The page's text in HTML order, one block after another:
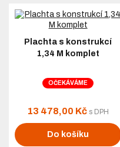
Plachta s konstrukcí
1,34 M komplet
OČEKÁVÁME
13 478,00 Kč s DPH
Do košíku